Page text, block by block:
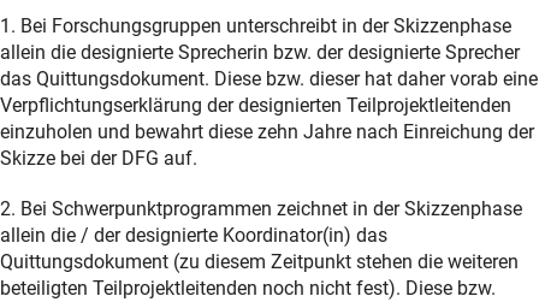
1. Bei Forschungsgruppen unterschreibt in der Skizzenphase
allein die designierte Sprecherin bzw. der designierte Sprecher
das Quittungsdokument. Diese bzw. dieser hat daher vorab eine
Verpflichtungserklärung der designierten Teilprojektleitenden
einzuholen und bewahrt diese zehn Jahre nach Einreichung der
Skizze bei der DFG auf.
2. Bei Schwerpunktprogrammen zeichnet in der Skizzenphase
allein die / der designierte Koordinator(in) das
Quittungsdokument (zu diesem Zeitpunkt stehen die weiteren
beteiligten Teilprojektleitenden noch nicht fest). Diese bzw.